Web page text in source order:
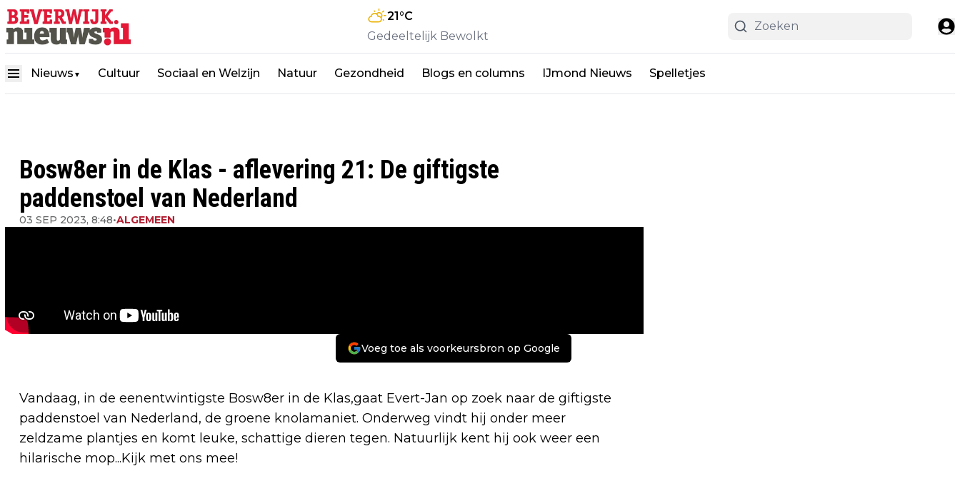
21°C
Gedeeltelijk Bewolkt
Nieuws ▼ Cultuur Sociaal en Welzijn Natuur Gezondheid Blogs en columns IJmond Nieuws Spelletjes
Bosw8er in de Klas - aflevering 21: De giftigste
paddenstoel van Nederland
03 SEP 2023, 8:48•ALGEMEEN
Voeg toe als voorkeursbron op Google
Vandaag, in de eenentwintigste Bosw8er in de Klas,gaat Evert-Jan op zoek naar de giftigste
paddenstoel van Nederland, de groene knolamaniet. Onderweg vindt hij onder meer
zeldzame plantjes en komt leuke, schattige dieren tegen. Natuurlijk kent hij ook weer een
hilarische mop...Kijk met ons mee!